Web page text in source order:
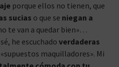
porque ellos no tienen, que
sucias o que se niegan a
te van a quedar bien»…
he escuchado verdaderas
«supuestos maquilladores». Mi